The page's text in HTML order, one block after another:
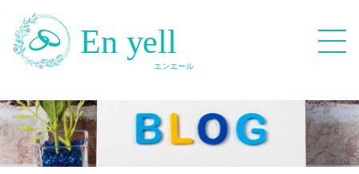
082-909-2380